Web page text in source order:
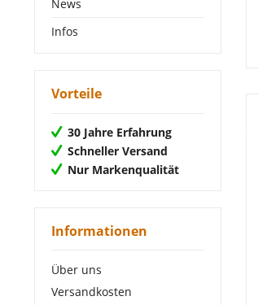
News
Infos
Vorteile
30 Jahre Erfahrung
Schneller Versand
Nur Markenqualität
Informationen
Über uns
Versandkosten